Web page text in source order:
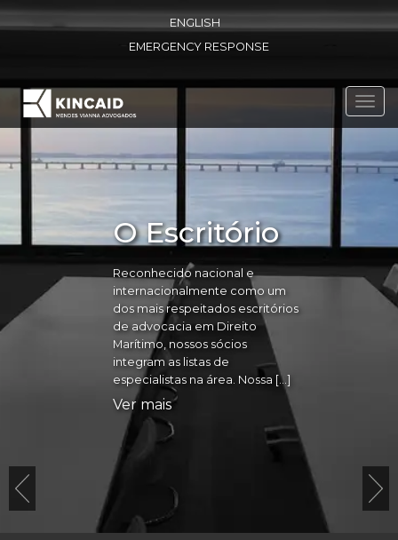
ENGLISH
EMERGENCY RESPONSE
O Escritório
Reconhecido nacional e
internacionalmente como um
dos mais respeitados escritórios
de advocacia em Direito
Marítimo, nossos sócios
integram as listas de
especialistas na área. Nossa […]
Ver mais